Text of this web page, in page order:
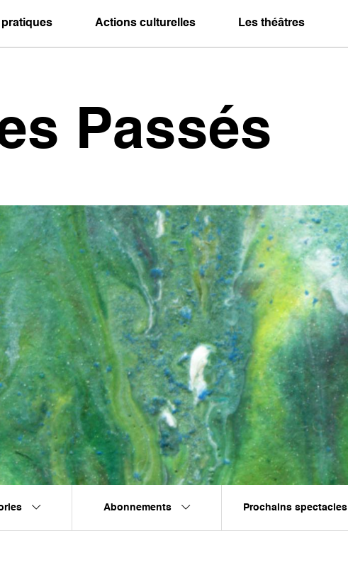
pratiques Actions culturelles Les théâtres
Passés
Abonnements Prochains spectacles